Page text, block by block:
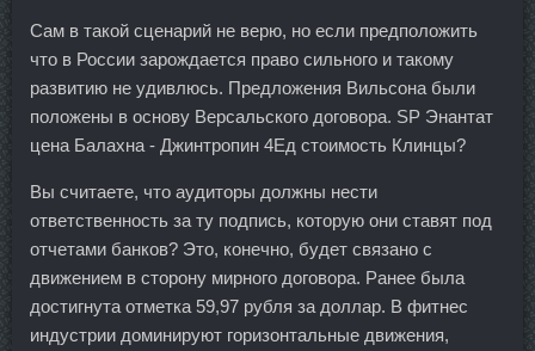
Сам в такой сценарий не верю, но если предположить
что в России зарождается право сильного и такому
развитию не удивлюсь. Предложения Вильсона были
положены в основу Версальского договора. SP Энантат
цена Балахна - Джинтропин 4Ед стоимость Клинцы?
Вы считаете, что аудиторы должны нести
ответственность за ту подпись, которую они ставят под
отчетами банков? Это, конечно, будет связано с
движением в сторону мирного договора. Ранее была
достигнута отметка 59,97 рубля за доллар. В фитнес
индустрии доминируют горизонтальные движения,